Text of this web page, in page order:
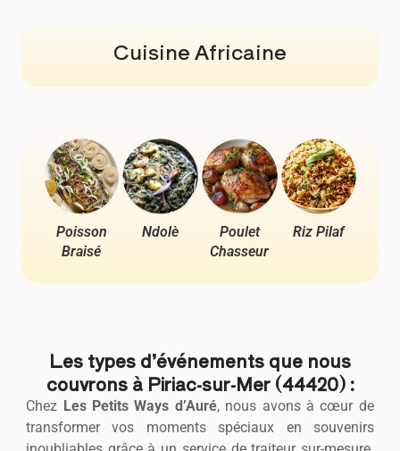
Cuisine Africaine
Poisson
Braisé
Ndolè
Poulet
Chasseur
Riz Pilaf
Les types d’événements que nous
couvrons à Piriac-sur-Mer (44420) :
Chez Les Petits Ways d’Auré, nous avons à cœur de
transformer vos moments spéciaux en souvenirs